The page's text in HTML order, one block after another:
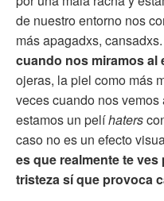
de nuestro entorno nos
más apagadxs,
cuando nos miramos al
ojeras, la piel como más
veces cuando nos
estamos un pelíhaters
caso no es un efecto
es que realmente te ves
tristeza sí que provoca